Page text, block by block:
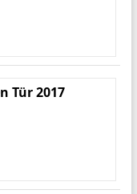
Tür 2017